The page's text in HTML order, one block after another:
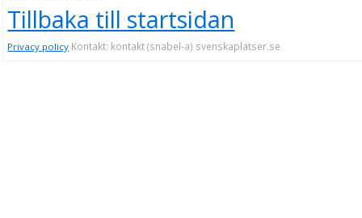
Tillbaka till startsidan
Privacy policy Kontakt: kontakt (snabel-a) svenskaplatser.se